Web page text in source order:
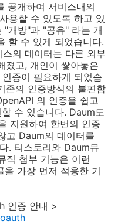
공개하여 서비스내의
용할 수 있도록 하고 있
"개방"과 "공유" 라는 개
할 수 있게 되었습니다.
의 데이터는 다른 외부
졌고, 개인이 쌓아놓은
증이 필요하게 되었습
존의 인증방식의 불편함
의 인증을 쉽고
수 있습니다. Daum도
지원하여 한번의 인증
고 Daum의 데이터를
. 티스토리와 Daum뮤
직 첨부 기능은 이런
가장 먼저 적용한 기
인증 안내 >